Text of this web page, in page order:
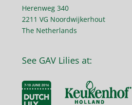
Herenweg 340
2211 VG Noordwijkerhout
The Netherlands
See GAV Lilies at: